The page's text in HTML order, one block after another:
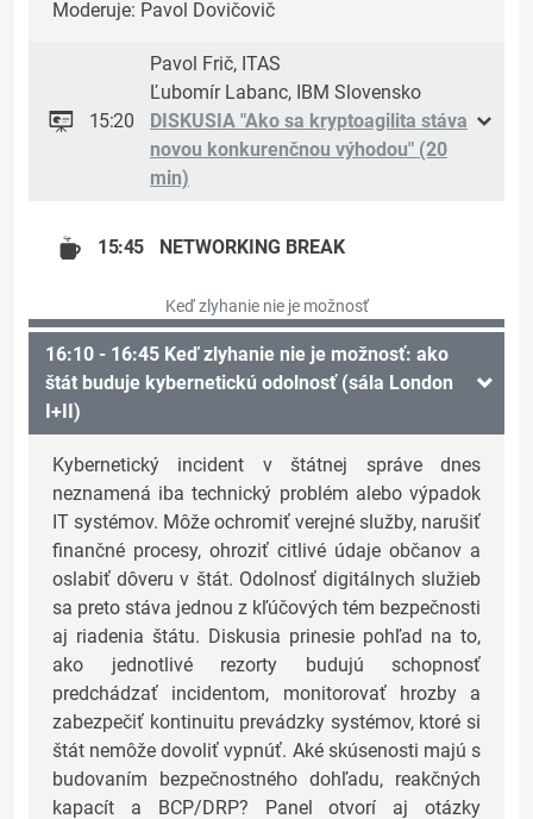
Moderuje: Pavol Dovičovič
15:20
Pavol Frič, ITAS
Ľubomír Labanc, IBM Slovensko
DISKUSIA "Ako sa kryptoagilita stáva
novou konkurenčnou výhodou" (20
min)
15:45 NETWORKING BREAK
Keď zlyhanie nie je možnosť
16:10 - 16:45 Keď zlyhanie nie je možnosť: ako
štát buduje kybernetickú odolnosť (sála London
I+II)
Kybernetický incident v štátnej správe dnes
neznamená iba technický problém alebo výpadok
IT systémov. Môže ochromiť verejné služby, narušiť
finančné procesy, ohroziť citlivé údaje občanov a
oslabiť dôveru v štát. Odolnosť digitálnych služieb
sa preto stáva jednou z kľúčových tém bezpečnosti
aj riadenia štátu. Diskusia prinesie pohľad na to,
ako jednotlivé rezorty budujú schopnosť
predchádzať incidentom, monitorovať hrozby a
zabezpečiť kontinuitu prevádzky systémov, ktoré si
štát nemôže dovoliť vypnúť. Aké skúsenosti majú s
budovaním bezpečnostného dohľadu, reakčných
kapacít a BCP/DRP? Panel otvorí aj otázky